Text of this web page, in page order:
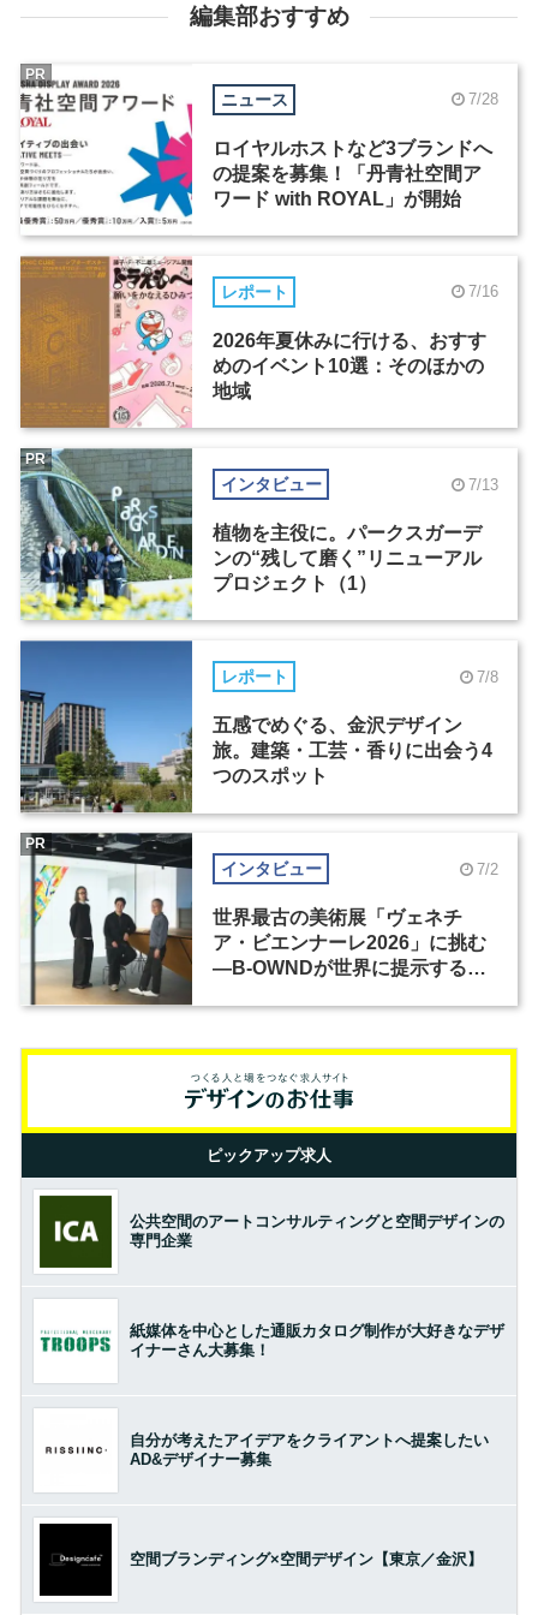
編集部おすすめ
ニュース 7/28
ロイヤルホストなど3ブランドへ
の提案を募集！「丹青社空間ア
ワード with ROYAL」が開始
PR
レポート 7/16
2026年夏休みに行ける、おすす
めのイベント10選：そのほかの
地域
インタビュー 7/13
植物を主役に。パークスガーデ
ンの“残して磨く”リニューアル
プロジェクト（1）
PR
レポート 7/8
五感でめぐる、金沢デザイン
旅。建築・工芸・香りに出会う4
つのスポット
インタビュー 7/2
世界最古の美術展「ヴェネチ
ア・ビエンナーレ2026」に挑む
―B-OWNDが世界に提示する美
PR
ピックアップ求人
公共空間のアートコンサルティングと空間デザインの
専門企業
紙媒体を中心とした通販カタログ制作が大好きなデザ
イナーさん大募集！
自分が考えたアイデアをクライアントへ提案したい
AD&デザイナー募集
空間ブランディング×空間デザイン【東京／金沢】